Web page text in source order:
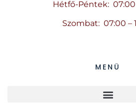
Hétfő-Péntek: 07:00
Szombat: 07:00 –
MENÜ